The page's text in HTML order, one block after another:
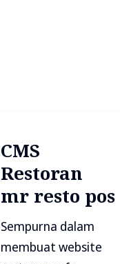
CMS
Restoran
mr resto pos
Sempurna dalam
membuat website